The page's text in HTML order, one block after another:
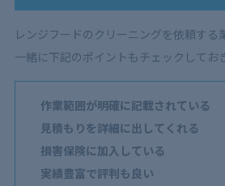
レンジフードのクリーニングを依頼する
一緒に下記のポイントもチェックしてお
作業範囲が明確に記載されている
見積もりを詳細に出してくれる
損害保険に加入している
実績豊富で評判も良い